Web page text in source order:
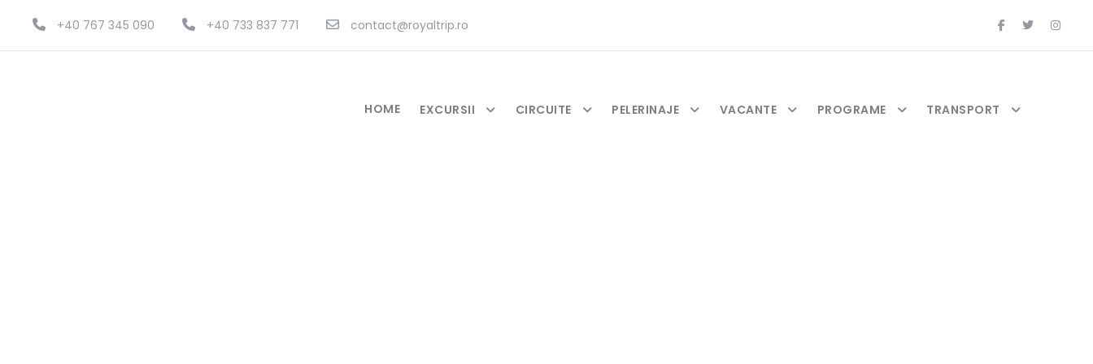
+40 767 345 090 +40 733 837 771 contact@royaltrip.ro
HOME EXCURSII CIRCUITE PELERINAJE VACANTE PROGRAME TRANSPORT